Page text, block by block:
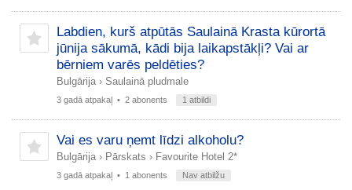
Labdien, kurš atpūtās Saulainā Krasta kūrortā
jūnija sākumā, kādi bija laikapstākļi? Vai ar
bērniem varēs peldēties?
Bulgārija › Saulainā pludmale
3 gadā atpakaļ • 2 abonents 1 atbildi
Vai es varu ņemt līdzi alkoholu?
Bulgārija › Pārskats › Favourite Hotel 2*
3 gadā atpakaļ • 1 abonents Nav atbilžu